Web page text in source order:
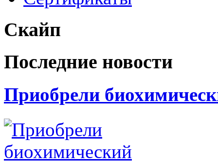
Скайп
Последние новости
Приобрели